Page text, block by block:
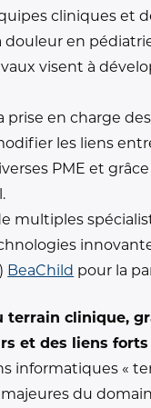
cliniques et
en
visent à
prise en charge
les liens
PME et
multiples
BeaChild pour la
terrain clinique,
et des liens
informatiques «
du